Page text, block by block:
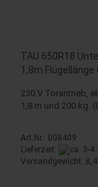
TAU 650R18
1,8m Flügellänge
230 V Torantrieb,
1,8 m und 200 kg.
Art.Nr.: 008409
Lieferzeit:
Versandgewicht: